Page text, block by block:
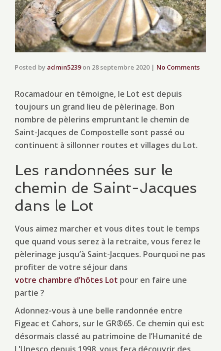
Posted by admin5239 on 28 septembre 2020 | No Comments
Rocamadour en témoigne, le Lot est depuis
toujours un grand lieu de pèlerinage. Bon
nombre de pèlerins empruntant le chemin de
Saint-Jacques de Compostelle sont passé ou
continuent à sillonner routes et villages du Lot.
Les randonnées sur le
chemin de Saint-Jacques
dans le Lot
Vous aimez marcher et vous dites tout le temps
que quand vous serez à la retraite, vous ferez le
pèlerinage jusqu’à Saint-Jacques. Pourquoi ne pas
profiter de votre séjour dans
votre chambre d’hôtes Lot pour en faire une
partie ?
Adonnez-vous à une belle randonnée entre
Figeac et Cahors, sur le GR®65. Ce chemin qui est
désormais classé au patrimoine de l’Humanité de